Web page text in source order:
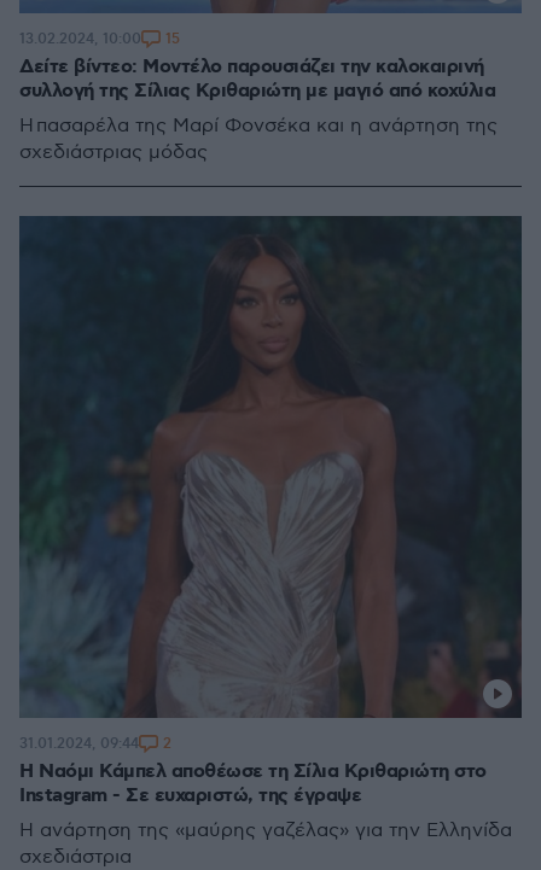
Δείτε βίντεο: Μοντέλο παρουσιάζει την καλοκαιρινή
συλλογή της Σίλιας Κριθαριώτη με μαγιό από κοχύλια
Η πασαρέλα της Μαρί Φονσέκα και η ανάρτηση της
σχεδιάστριας μόδας
13.02.2024, 10:00 15
Η Ναόμι Κάμπελ αποθέωσε τη Σίλια Κριθαριώτη στο
Instagram - Σε ευχαριστώ, της έγραψε
Η ανάρτηση της «μαύρης γαζέλας» για την Ελληνίδα
σχεδιάστρια
31.01.2024, 09:44 2